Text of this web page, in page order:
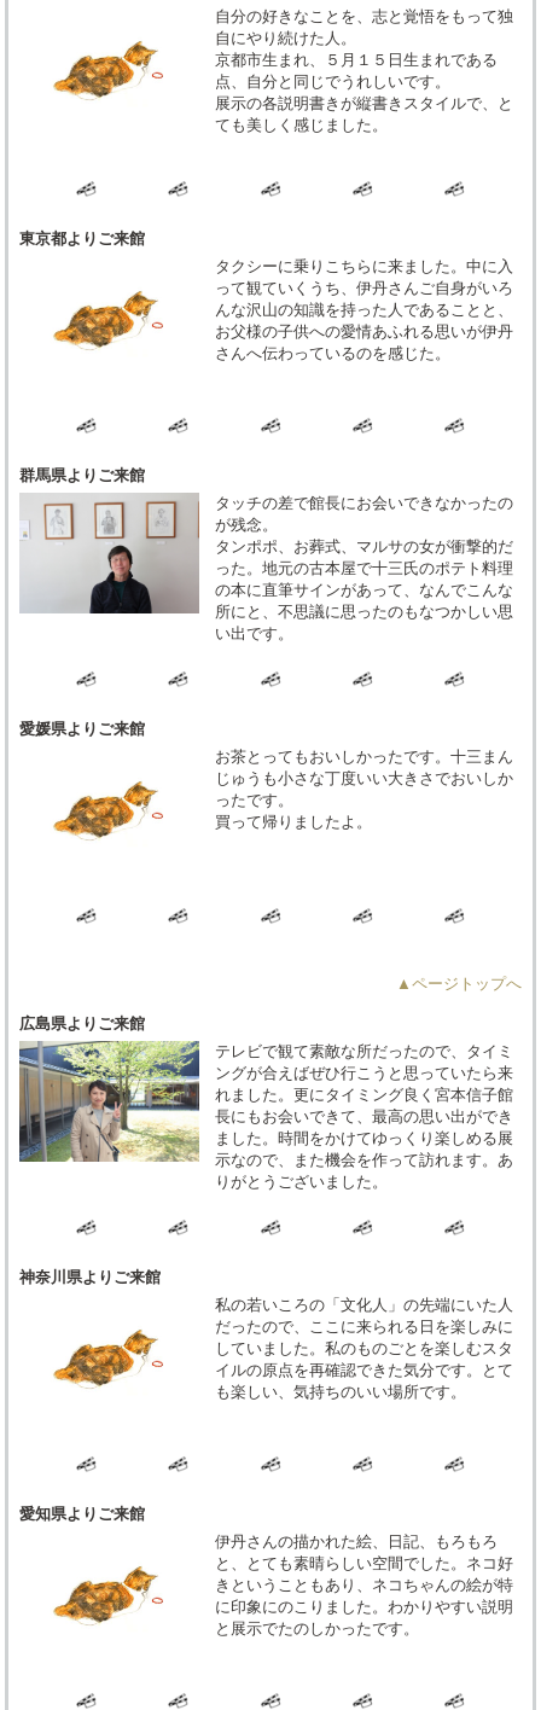
自分の好きなことを、志と覚悟をもって独
自にやり続けた人。
京都市生まれ、５月１５日生まれである
点、自分と同じでうれしいです。
展示の各説明書きが縦書きスタイルで、と
ても美しく感じました。
東京都よりご来館
タクシーに乗りこちらに来ました。中に入
って観ていくうち、伊丹さんご自身がいろ
んな沢山の知識を持った人であることと、
お父様の子供への愛情あふれる思いが伊丹
さんへ伝わっているのを感じた。
群馬県よりご来館
タッチの差で館長にお会いできなかったの
が残念。
タンポポ、お葬式、マルサの女が衝撃的だ
った。地元の古本屋で十三氏のポテト料理
の本に直筆サインがあって、なんでこんな
所にと、不思議に思ったのもなつかしい思
い出です。
愛媛県よりご来館
お茶とってもおいしかったです。十三まん
じゅうも小さな丁度いい大きさでおいしか
ったです。
買って帰りましたよ。
▲ページトップへ
広島県よりご来館
テレビで観て素敵な所だったので、タイミ
ングが合えばぜひ行こうと思っていたら来
れました。更にタイミング良く宮本信子館
長にもお会いできて、最高の思い出ができ
ました。時間をかけてゆっくり楽しめる展
示なので、また機会を作って訪れます。あ
りがとうございました。
神奈川県よりご来館
私の若いころの「文化人」の先端にいた人
だったので、ここに来られる日を楽しみに
していました。私のものごとを楽しむスタ
イルの原点を再確認できた気分です。とて
も楽しい、気持ちのいい場所です。
愛知県よりご来館
伊丹さんの描かれた絵、日記、もろもろ
と、とても素晴らしい空間でした。ネコ好
きということもあり、ネコちゃんの絵が特
に印象にのこりました。わかりやすい説明
と展示でたのしかったです。